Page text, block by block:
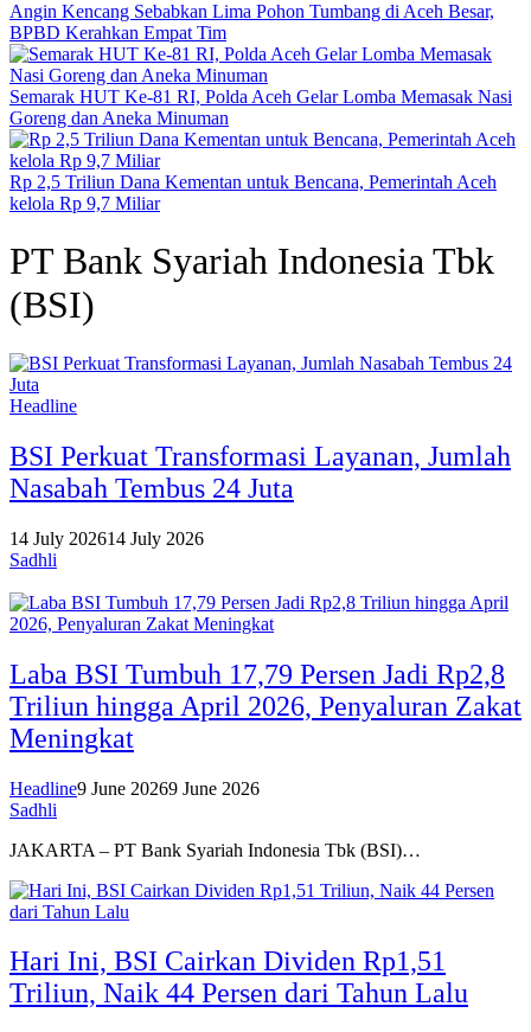
Angin Kencang Sebabkan Lima Pohon Tumbang di Aceh Besar,
BPBD Kerahkan Empat Tim
Semarak HUT Ke-81 RI, Polda Aceh Gelar Lomba Memasak Nasi
Goreng dan Aneka Minuman
Rp 2,5 Triliun Dana Kementan untuk Bencana, Pemerintah Aceh
kelola Rp 9,7 Miliar
PT Bank Syariah Indonesia Tbk
(BSI)
Headline
BSI Perkuat Transformasi Layanan, Jumlah
Nasabah Tembus 24 Juta
14 July 202614 July 2026
Sadhli
Laba BSI Tumbuh 17,79 Persen Jadi Rp2,8
Triliun hingga April 2026, Penyaluran Zakat
Meningkat
Headline9 June 20269 June 2026
Sadhli
JAKARTA – PT Bank Syariah Indonesia Tbk (BSI)…
Hari Ini, BSI Cairkan Dividen Rp1,51
Triliun, Naik 44 Persen dari Tahun Lalu